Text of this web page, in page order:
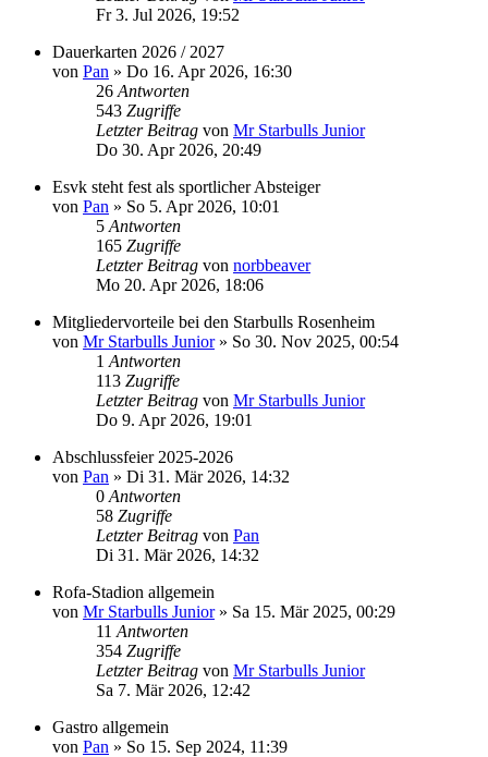
Fr 3. Jul 2026, 19:52
Dauerkarten 2026 / 2027
von Pan » Do 16. Apr 2026, 16:30
26 Antworten
543 Zugriffe
Letzter Beitrag von Mr Starbulls Junior
Do 30. Apr 2026, 20:49
Esvk steht fest als sportlicher Absteiger
von Pan » So 5. Apr 2026, 10:01
5 Antworten
165 Zugriffe
Letzter Beitrag von norbbeaver
Mo 20. Apr 2026, 18:06
Mitgliedervorteile bei den Starbulls Rosenheim
von Mr Starbulls Junior» So 30. Nov 2025, 00:54
1 Antworten
113 Zugriffe
Letzter Beitrag von Mr Starbulls Junior
Do 9. Apr 2026, 19:01
Abschlussfeier 2025-2026
von Pan » Di 31. Mär 2026, 14:32
0 Antworten
58 Zugriffe
Letzter Beitrag von Pan
Di 31. Mär 2026, 14:32
Rofa-Stadion allgemein
von Mr Starbulls Junior» Sa 15. Mär 2025, 00:29
11 Antworten
354 Zugriffe
Letzter Beitrag von Mr Starbulls Junior
Sa 7. Mär 2026, 12:42
Gastro allgemein
von Pan » So 15. Sep 2024, 11:39